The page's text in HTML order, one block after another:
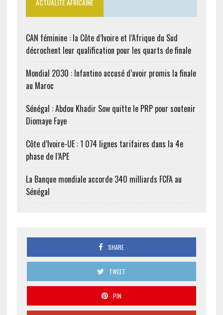
CAN féminine : la Côte d’Ivoire et l’Afrique du Sud
décrochent leur qualification pour les quarts de finale
Mondial 2030 : Infantino accusé d’avoir promis la finale
au Maroc
Sénégal : Abdou Khadir Sow quitte le PRP pour soutenir
Diomaye Faye
Côte d’Ivoire-UE : 1 074 lignes tarifaires dans la 4e
phase de l’APE
La Banque mondiale accorde 340 milliards FCFA au
Sénégal
SHARE
TWEET
PIN